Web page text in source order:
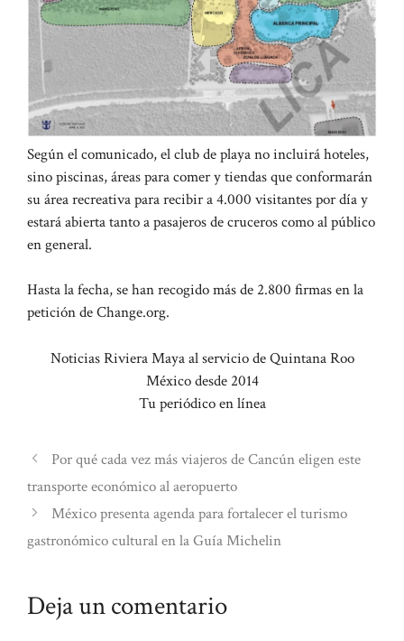
Según el comunicado, el club de playa no incluirá hoteles,
sino piscinas, áreas para comer y tiendas que conformarán
su área recreativa para recibir a 4.000 visitantes por día y
estará abierta tanto a pasajeros de cruceros como al público
en general.
Hasta la fecha, se han recogido más de 2.800 firmas en la
petición de Change.org.
Noticias Riviera Maya al servicio de Quintana Roo
México desde 2014
Tu periódico en línea
Por qué cada vez más viajeros de Cancún eligen este
transporte económico al aeropuerto
México presenta agenda para fortalecer el turismo
gastronómico cultural en la Guía Michelin
Deja un comentario